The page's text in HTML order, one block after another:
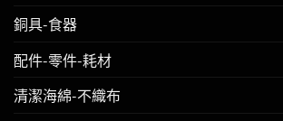
銅具-食器
配件-零件-耗材
清潔海綿-不織布